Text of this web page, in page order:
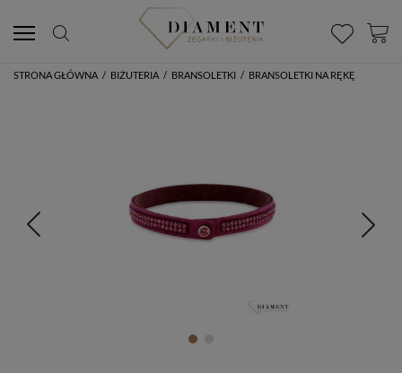
STRONA GŁÓWNA / BIŻUTERIA / BRANSOLETKI / BRANSOLETKI NA RĘKĘ